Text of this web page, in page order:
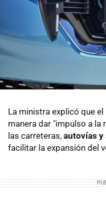
La ministra explicó que
manera dar "impulso a la
las carreteras, autovías
facilitar la expansión del